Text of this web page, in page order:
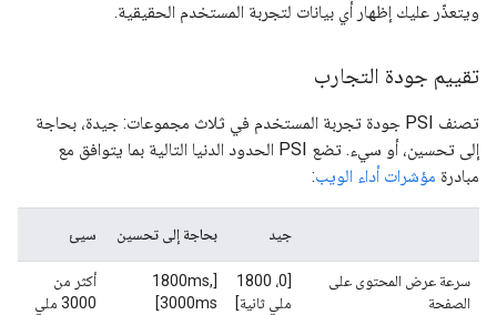
ويتعذّر عليك إظهار أي بيانات لتجربة المستخدم الحقيقية.
تقييم جودة التجارب
تصنف PSI جودة تجربة المستخدم في ثلاث مجموعات: جيدة، بحاجة
إلى تحسين، أو سيء. تضع PSI الحدود الدنيا التالية بما يتوافق مع
مبادرة مؤشرات أداء الويب:
جيد بحاجة إلى تحسين سيئ
سرعة عرض المحتوى على
الصفحة
[0، 1800
ملي ثانية]
‫[1800ms,
3000ms]
أكثر من
3000 ملي